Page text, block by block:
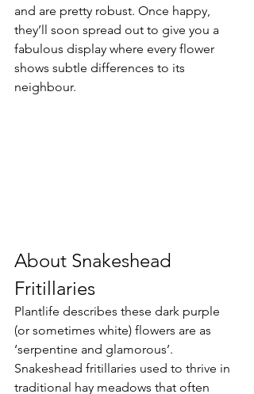
and are pretty robust. Once happy,
they’ll soon spread out to give you a
fabulous display where every flower
shows subtle differences to its
neighbour.
About Snakeshead
Fritillaries
Plantlife describes these dark purple
(or sometimes white) flowers are as
‘serpentine and glamorous’.
Snakeshead fritillaries used to thrive in
traditional hay meadows that often